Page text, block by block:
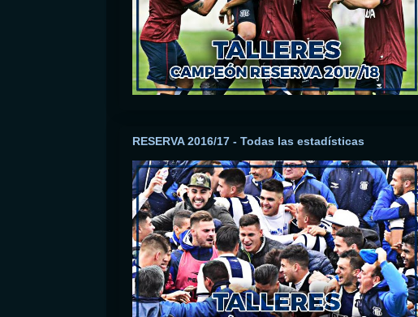
RESERVA 2016/17 - Todas las estadísticas